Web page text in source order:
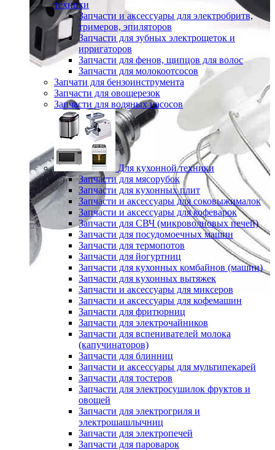
техники
Запчасти и аксессуары для электробритв,
тримеров, эпиляторов
Запчасти для зубных электрощеток и
ирригаторов
Запчасти для фенов, щипцов для волос
Запчасти для молокоотсосов
Запчати для бензоинструмента
Запчасти для овощерезок
Запчасти для водяных насосов
Для кухонной техники
Запчасти для мясорубок
Запчасти для кухонных плит
Запчасти и аксессуары для соковыжималок
Запчасти и аксессуары для кофеварок
Запчасти для СВЧ (микроволновых печей)
Запчасти для посудомоечных машин
Запчасти для термопотов
Запчасти для йогуртниц
Запчасти для кухонных комбайнов (машин)
Запчасти для кухонных вытяжек
Запчасти и аксессуары для миксеров
Запчасти и аксессуары для кофемашин
Запчасти для фритюрниц
Запчасти для электрочайников
Запчасти для вспенивателей молока
(капучинаторов)
Запчасти для блинниц
Запчасти и аксессуары для мультипекарей
Запчасти для тостеров
Запчасти для электросушилок фруктов и
овощей
Запчасти для электрогриля и
электрошашлычниц
Запчасти для электропечей
Запчасти для пароварок